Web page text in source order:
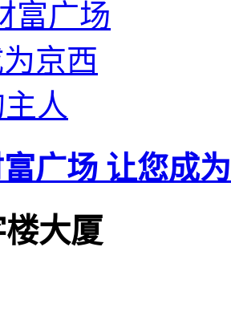
富广场 让您成
大厦